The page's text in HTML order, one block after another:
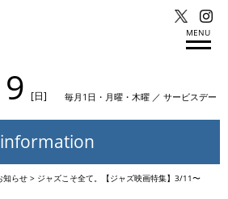
MENU
9 [日] 毎月1日・月曜・木曜 ／ サービスデー
information
知らせ> ジャズこそ全て。【ジャズ映画特集】3/11〜